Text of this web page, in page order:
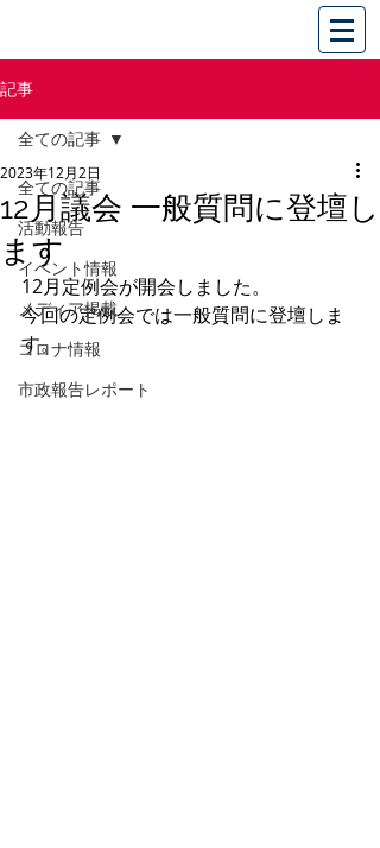
記事
全ての記事
活動報告
イベント情報
メディア掲載
コロナ情報
市政報告レポート
全ての記事
12月議会 一般質問に登壇し
ます
2023年12月2日
12月定例会が開会しました。
今回の定例会では一般質問に登壇しま
す。